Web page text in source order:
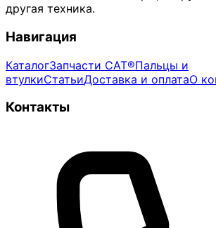
другая техника.
Навигация
КаталогЗапчасти CAT®Пальцы и
втулкиСтатьиДоставка и оплатаО
Контакты